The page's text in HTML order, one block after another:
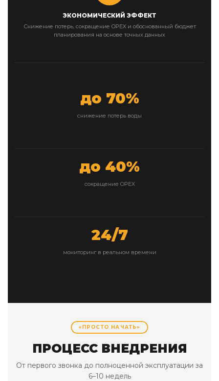
ЭКОНОМИЧЕСКИЙ ЭФФЕКТ
Снижение потерь, сокращение OPEX и обоснованный бюджет
планирования на основе точных данных
до 70%
снижение потерь воды
до 40%
сокращение OPEX
24/7
мониторинг в реальном времени
«ПРОСТО НАЧАТЬ»
ПРОЦЕСС ВНЕДРЕНИЯ
От первого звонка до полноценной эксплуатации за
6–10 недель